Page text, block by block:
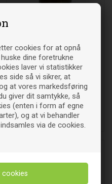
cookies for at opnå
dine foretrukne
laver vi statistikker
side så vi sikrer, at
at vores markedsføring
giver dit samtykke, så
(enten i form af egne
og at vi behandler
via de cookies.
Cellesalt 1 Calcium fluor.
D12 - 50 ml - Allergica
13900 DKK
Læg i indkøbsvognen